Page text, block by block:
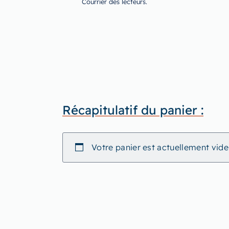
Récapitulatif du panier :
Votre panier est actuellement